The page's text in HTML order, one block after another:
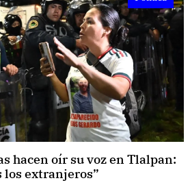
hacen oír su voz en Tlalpan:
los extranjeros”